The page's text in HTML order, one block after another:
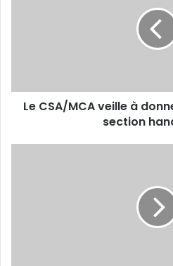
à
Le CSA/MCA veille à
section